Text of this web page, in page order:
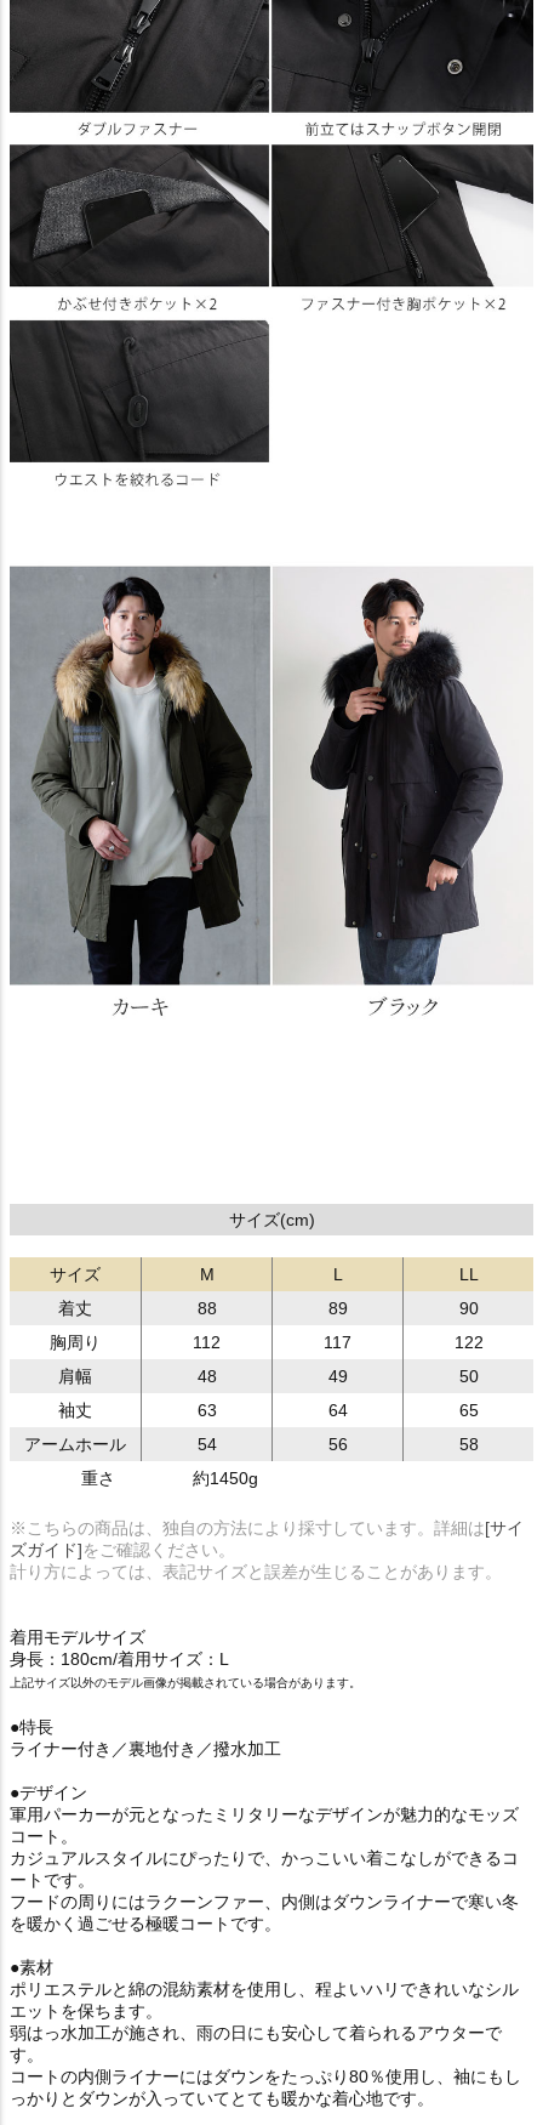
サイズ(cm)
サイズ M L
LL
着丈
88 89
90
胸周り
112 117
122
肩幅
48 49
50
袖丈
63 64
65
アームホール
54 56
58
重さ
約1450g
※こちらの商品は、独自の方法により採寸しています。詳細は[サイ
ズガイド]をご確認ください。
計り方によっては、表記サイズと誤差が生じることがあります。
着用モデルサイズ
身長：180cm/着用サイズ：L
上記サイズ以外のモデル画像が掲載されている場合があります。
●特長
ライナー付き／裏地付き／撥水加工
●デザイン
軍用パーカーが元となったミリタリーなデザインが魅力的なモッズ
コート。
カジュアルスタイルにぴったりで、かっこいい着こなしができるコ
ートです。
フードの周りにはラクーンファー、内側はダウンライナーで寒い冬
を暖かく過ごせる極暖コートです。
●素材
ポリエステルと綿の混紡素材を使用し、程よいハリできれいなシル
エットを保ちます。
弱はっ水加工が施され、雨の日にも安心して着られるアウターで
す。
コートの内側ライナーにはダウンをたっぷり80％使用し、袖にもし
っかりとダウンが入っていてとても暖かな着心地です。